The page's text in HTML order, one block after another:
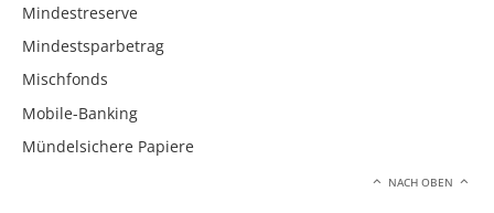
Mindestreserve
Mindestsparbetrag
Mischfonds
Mobile-Banking
Mündelsichere Papiere
NACH OBEN